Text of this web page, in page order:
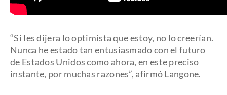
“Si les dijera lo optimista que estoy, no lo creerían.
Nunca he estado tan entusiasmado con el futuro
de Estados Unidos como ahora, en este preciso
instante, por muchas razones”, afirmó Langone.